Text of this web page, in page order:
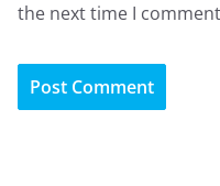
the next time I